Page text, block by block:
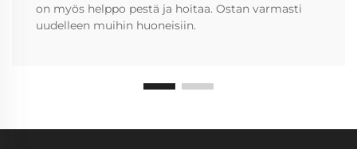
on myös helppo pestä ja hoitaa. Ostan varmasti
uudelleen muihin huoneisiin.